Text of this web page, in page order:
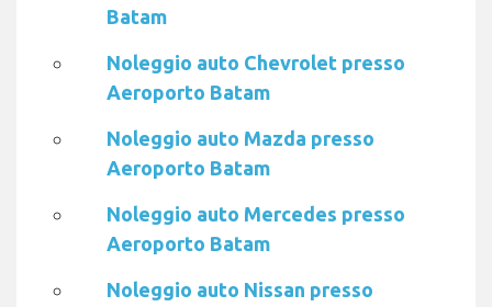
Batam
Noleggio auto Chevrolet presso
Aeroporto Batam
Noleggio auto Mazda presso
Aeroporto Batam
Noleggio auto Mercedes presso
Aeroporto Batam
Noleggio auto Nissan presso